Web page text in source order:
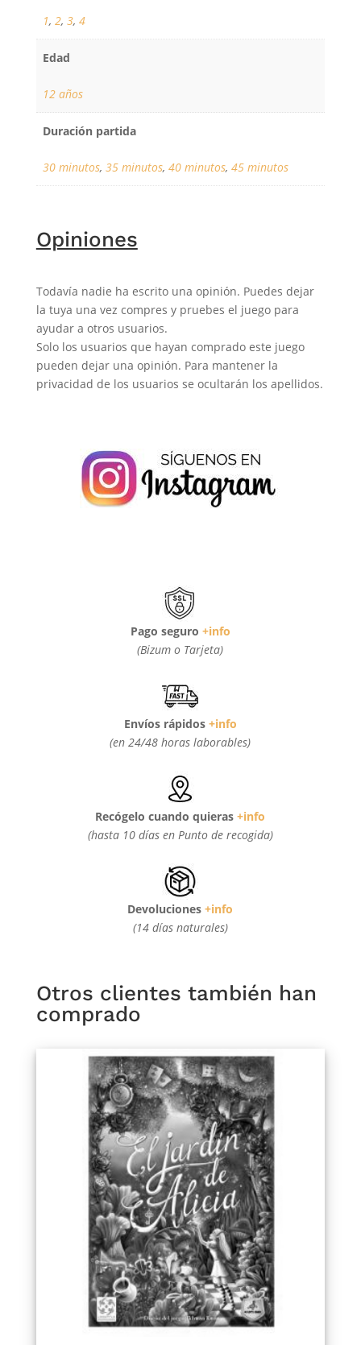
1, 2, 3, 4
Edad
12 años
Duración partida
30 minutos, 35 minutos, 40 minutos, 45 minutos
Opiniones
Todavía nadie ha escrito una opinión. Puedes dejar
la tuya una vez compres y pruebes el juego para
ayudar a otros usuarios.
Solo los usuarios que hayan comprado este juego
pueden dejar una opinión. Para mantener la
privacidad de los usuarios se ocultarán los apellidos.
Pago seguro +info
(Bizum o Tarjeta)
Envíos rápidos +info
(en 24/48 horas laborables)
Recógelo cuando quieras+info
(hasta 10 días en Punto de recogida)
Devoluciones+info
(14 días naturales)
Otros clientes también han
comprado